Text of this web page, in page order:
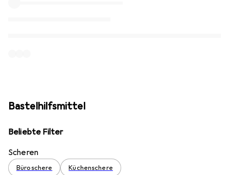
Bastelhilfsmittel
Beliebte Filter
Scheren
Büroschere Küchenschere